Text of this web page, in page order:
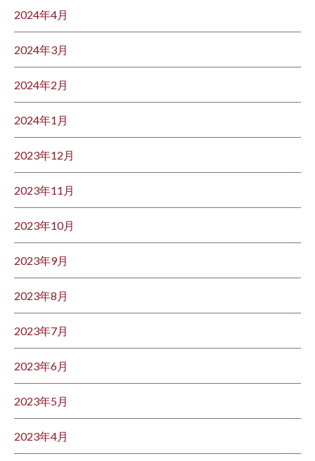
2024年4月
2024年3月
2024年2月
2024年1月
2023年12月
2023年11月
2023年10月
2023年9月
2023年8月
2023年7月
2023年6月
2023年5月
2023年4月